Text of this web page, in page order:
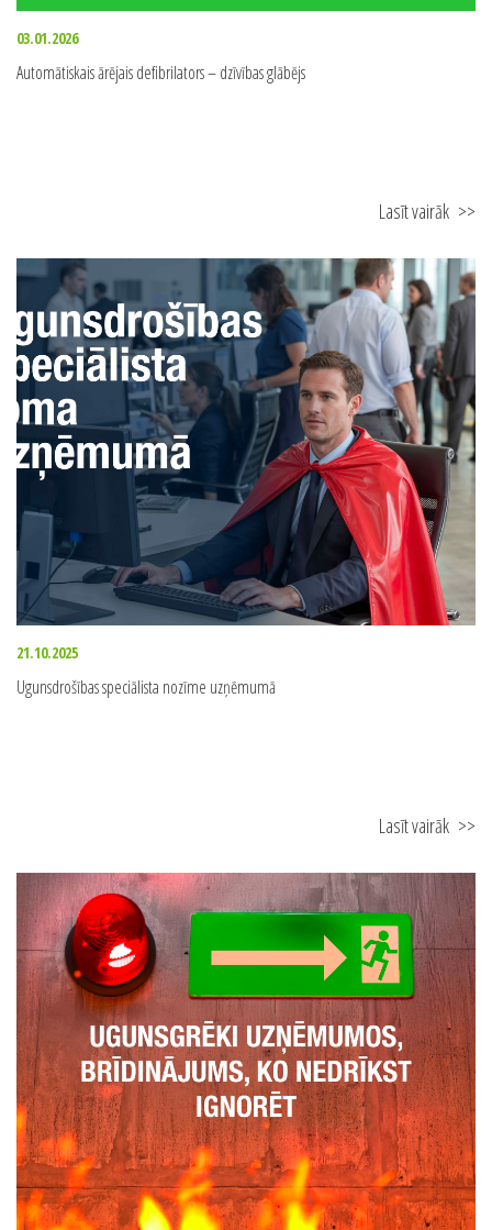
03.01.2026
Automātiskais ārējais defibrilators – dzīvības glābējs
Lasīt vairāk >>
21.10.2025
Ugunsdrošības speciālista nozīme uzņēmumā
Lasīt vairāk >>